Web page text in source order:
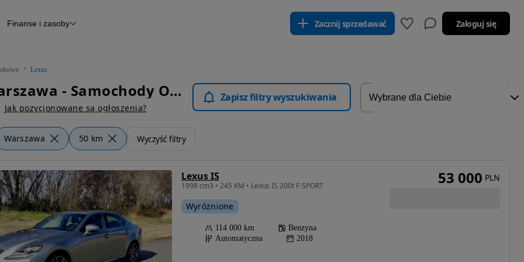
Raport z inspekcji
Otomoto News
Finanse i zasoby Zacznij sprzedawać Zaloguj się
Lexus
Lexus Warszawa - Samochody Osobowe
Jak pozycjonowane są ogłoszenia?
Zapisz filtry wyszukiwania
Warszawa 50 km Wyczyść filtry
Lexus IS
1998 cm3 • 245 KM • Lexus IS 200t F-SPORT
Wyróżnione
114 000 km
Benzyna
Automatyczna
2018
53 000 PLN